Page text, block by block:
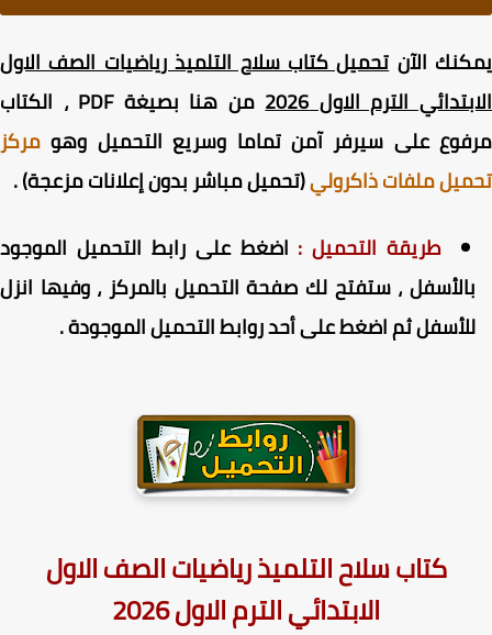
الآنتحميل كتاب سلاح التلميذ رياضيات الصف الاول
الترم الاول 2026
من هنا بصيغة PDF ، الكتاب
على سيرفر آمن تماما وسريع التحميل وهومركز
ملفات ذاكرولي(تحميل مباشر بدون إعلانات مزعجة) .
طريقة التحميل :اضغط على رابط التحميل الموجود
، ستفتح لك صفحة التحميل بالمركز ، وفيها انزل
ثم اضغط على أحد روابط التحميل الموجودة .
كتاب سلاح التلميذ رياضيات الصف الاول
الابتدائي الترم الاول 2026